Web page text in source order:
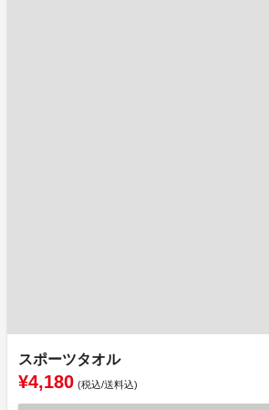
スポーツタオル
¥4,180 (税込/送料込)